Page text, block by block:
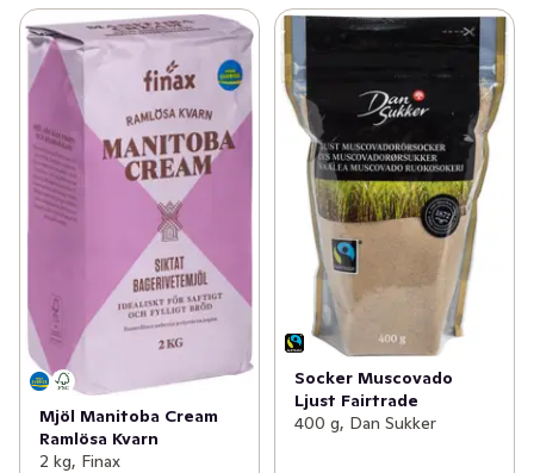
Mjöl Manitoba Cream
Ramlösa Kvarn
2 kg, Finax
Socker Muscovado
Ljust Fairtrade
400 g, Dan Sukker